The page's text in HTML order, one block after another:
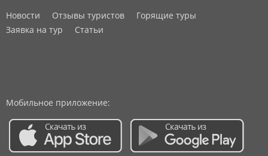
Новости Отзывы туристов
Горящие туры
Заявка на тур
Статьи
Мобильное приложение: